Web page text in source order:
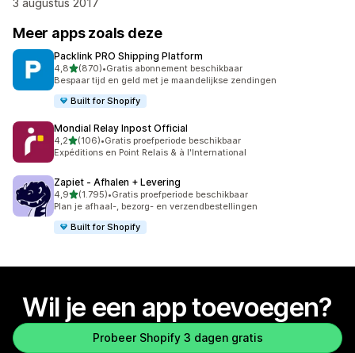
3 augustus 2017
Meer apps zoals deze
Packlink PRO Shipping Platform
4,8van 5 sterren
(870)
870 recensies in totaal
•Gratis abonnement beschikbaar
Bespaar tijd en geld met je maandelijkse zendingen
Built for Shopify
Mondial Relay Inpost Official
4,2van 5 sterren
(106)
106 recensies in totaal
•Gratis proefperiode beschikbaar
Expéditions en Point Relais & à l'International
Zapiet ‑ Afhalen + Levering
4,9van 5 sterren
(1.795)
1795 recensies in totaal
•Gratis proefperiode beschikbaar
Plan je afhaal-, bezorg- en verzendbestellingen
Built for Shopify
Wil je een app toevoegen?
Probeer Shopify 3 dagen gratis